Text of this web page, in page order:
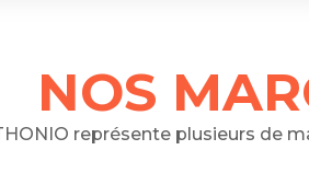
NOS
représente plusieurs de